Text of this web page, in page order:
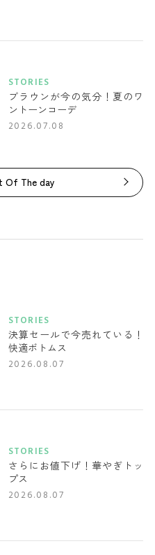
STORIES
ブラウンが今の気分！夏のワ
ントーンコーデ
2026.07.08
Of The day
STORIES
決算セールで今売れている！
快適ボトムス
2026.08.07
STORIES
さらにお値下げ！華やぎトッ
プス
2026.08.07